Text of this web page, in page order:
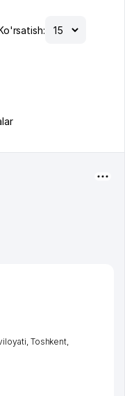
, Toshkent,